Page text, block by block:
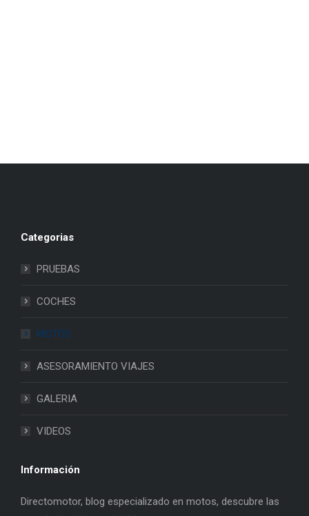
Categorias
PRUEBAS
COCHES
MOTOS
ASESORAMIENTO VIAJES
GALERIA
VIDEOS
Información
Directomotor, blog especializado en motos, descubre las